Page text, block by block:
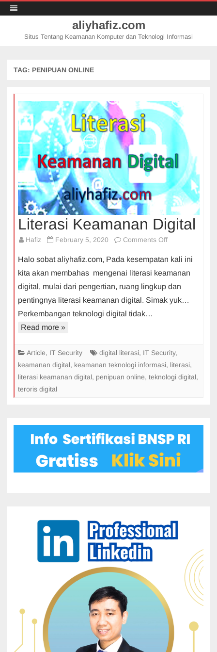
aliyhafiz.com
Situs Tentang Keamanan Komputer dan Teknologi Informasi
TAG: PENIPUAN ONLINE
Literasi Keamanan Digital
Hafiz February 5, 2020 Comments Offon
Keamanan
Digital
Halo sobat aliyhafiz.com, Pada kesempatan kali ini
kita akan membahas mengenai literasi keamanan
digital, mulai dari pengertian, ruang lingkup dan
pentingnya literasi keamanan digital. Simak yuk…
Perkembangan teknologi digital tidak…
Read more »
Article, IT Security digital literasi, IT Security,
keamanan digital, keamanan teknologi informasi, literasi,
literasi keamanan digital, penipuan online, teknologi digital,
teroris digital